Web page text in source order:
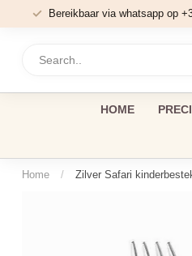
Bereikbaar via whatsapp op
HOME
Home / Zilver Safari